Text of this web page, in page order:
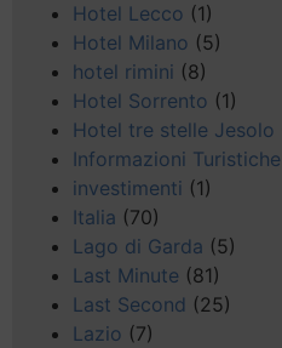
Hotel Lecco (1)
Hotel Milano (5)
hotel rimini (8)
Hotel Sorrento (1)
Hotel tre stelle Jesolo
Informazioni Turistiche
investimenti (1)
Italia (70)
Lago di Garda (5)
Last Minute (81)
Last Second (25)
Lazio (7)